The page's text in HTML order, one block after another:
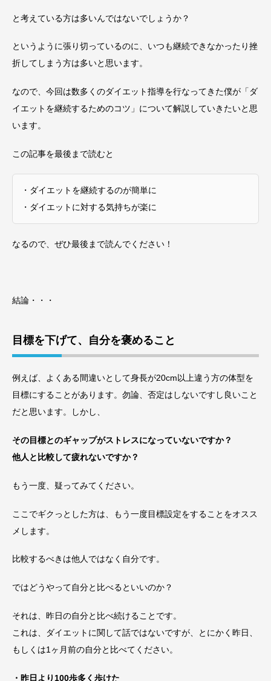
と考えている方は多いんではないでしょうか？
というように張り切っているのに、いつも継続できなかったり挫
折してしまう方は多いと思います。
なので、今回は数多くのダイエット指導を行なってきた僕が「ダ
イエットを継続するためのコツ」について解説していきたいと思
います。
この記事を最後まで読むと
・ダイエットを継続するのが簡単に
・ダイエットに対する気持ちが楽に
なるので、ぜひ最後まで読んでください！
結論・・・
目標を下げて、自分を褒めること
例えば、よくある間違いとして身長が20cm以上違う方の体型を
目標にすることがあります。勿論、否定はしないですし良いこと
だと思います。しかし、
その目標とのギャップがストレスになっていないですか？
他人と比較して疲れないですか？
もう一度、疑ってみてください。
ここでギクっとした方は、もう一度目標設定をすることをオスス
メします。
比較するべきは他人ではなく自分です。
ではどうやって自分と比べるといいのか？
それは、昨日の自分と比べ続けることです。
これは、ダイエットに関して話ではないですが、とにかく昨日、
もしくは1ヶ月前の自分と比べてください。
・昨日より100歩多く歩けた